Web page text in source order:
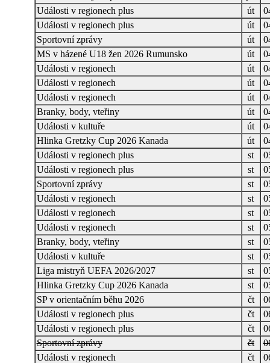
Události v regionech plus
út
Události v regionech plus
út
Sportovní zprávy
út
MS v házené U18 žen 2026 Rumunsko
út
Události v regionech
út
Události v regionech
út
Události v regionech
út
Branky, body, vteřiny
út
Události v kultuře
út
Hlinka Gretzky Cup 2026 Kanada
út
Události v regionech plus
st
Události v regionech plus
st
Sportovní zprávy
st
Události v regionech
st
Události v regionech
st
Události v regionech
st
Branky, body, vteřiny
st
Události v kultuře
st
Liga mistryň UEFA 2026/2027
st
Hlinka Gretzky Cup 2026 Kanada
st
SP v orientačním běhu 2026
čt
Události v regionech plus
čt
Události v regionech plus
čt
Sportovní zprávy
čt
Události v regionech
čt